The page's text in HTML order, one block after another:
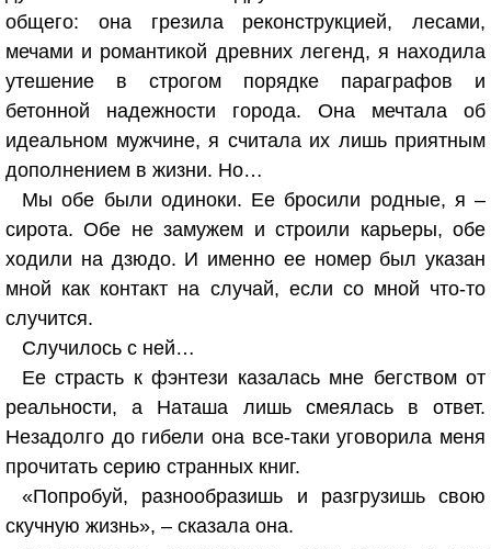
общего: она грезила реконструкцией, лесами,
мечами и романтикой древних легенд, я находила
утешение в строгом порядке параграфов и
бетонной надежности города. Она мечтала об
идеальном мужчине, я считала их лишь приятным
дополнением в жизни. Но…
Мы обе были одиноки. Ее бросили родные, я –
сирота. Обе не замужем и строили карьеры, обе
ходили на дзюдо. И именно ее номер был указан
мной как контакт на случай, если со мной что-то
случится.
Случилось с ней…
Ее страсть к фэнтези казалась мне бегством от
реальности, а Наташа лишь смеялась в ответ.
Незадолго до гибели она все-таки уговорила меня
прочитать серию странных книг.
«Попробуй, разнообразишь и разгрузишь свою
скучную жизнь», – сказала она.